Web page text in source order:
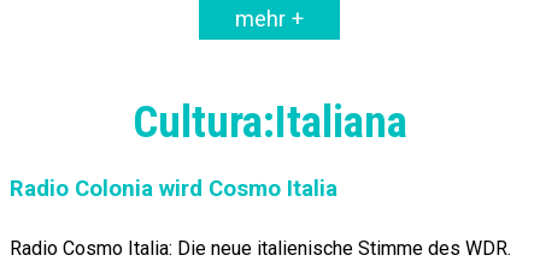
mehr +
Cultura:Italiana
Radio Colonia wird Cosmo Italia
Radio Cosmo Italia: Die neue italienische Stimme des WDR.